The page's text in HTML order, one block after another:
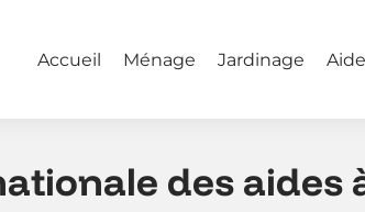
Accueil Ménage Jardinage
des aides